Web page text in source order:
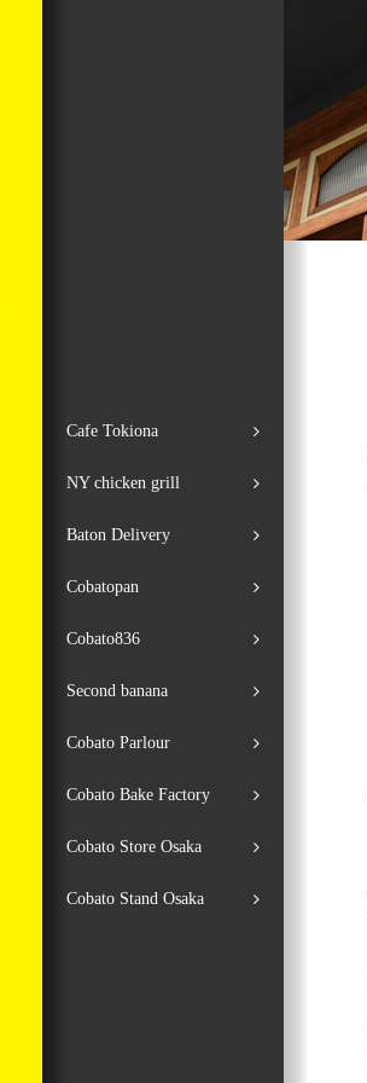
Cafe Tokiona
NY chicken grill
Baton Delivery
Cobatopan
Cobato836
Second banana
Cobato Parlour
Cobato Bake Factory
Cobato Store Osaka
Cobato Stand Osaka